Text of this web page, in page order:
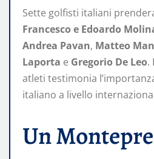
Sette golfisti italiani
Francesco e Edoardo
Andrea Pavan, Matteo
Laporta e Gregorio De Leo.
atleti testimonia
italiano a livello
Un